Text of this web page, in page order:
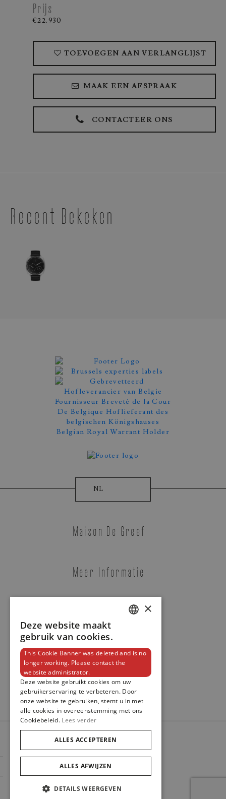
Prijs
€22.930
TOEVOEGEN AAN VERLANGLIJST
MAAK EEN AFSPRAAK
CONTACTEER ONS
Recent Bekeken
Afspraak Maken
Ressence
TYPE 1² SQUARED BLACK
REF. TYPE 1² BLACK
Boetiek Brussel Boetiek Knokke
E-MAILADRES
NL
Maison De Greef
Meer Informatie
Newsletter
© 2023
Maison De Greef
Cookie Policy
Privacy Policy
×
Deze website maakt
gebruik van cookies.
This Cookie Banner was deleted and is no
longer working. Please contact the
website administrator.
Deze website gebruikt cookies om uw
gebruikerservaring te verbeteren. Door
onze website te gebruiken, stemt u in met
alle cookies in overeenstemming met ons
Cookiebeleid. Lees verder
ALLES ACCEPTEREN
ALLES AFWIJZEN
DETAILS WEERGEVEN